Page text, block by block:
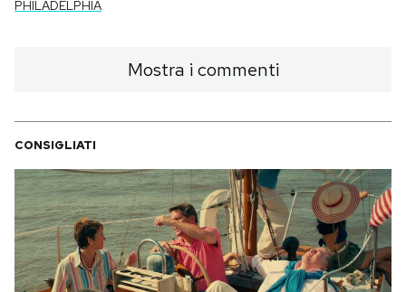
PHILADELPHIA
Mostra i commenti
CONSIGLIATI